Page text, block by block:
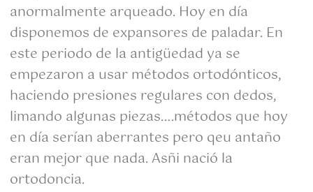
anormalmente arqueado. Hoy en día
disponemos de expansores de paladar. En
este periodo de la antigüedad ya se
empezaron a usar métodos ortodónticos,
haciendo presiones regulares con dedos,
limando algunas piezas….métodos que hoy
en día serían aberrantes pero qeu antaño
eran mejor que nada. Asñi nació la
ortodoncia.